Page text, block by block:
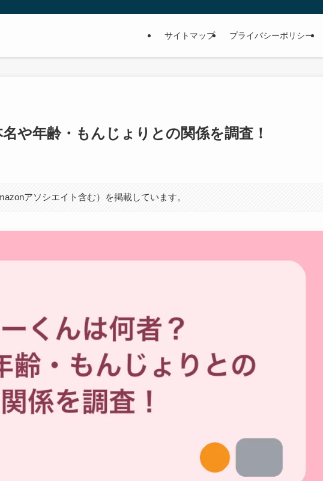
サイトマップ プライバシーポリシー
や年齢・もんじょりとの関係を調査！
アソシエイト含む）を掲載しています。